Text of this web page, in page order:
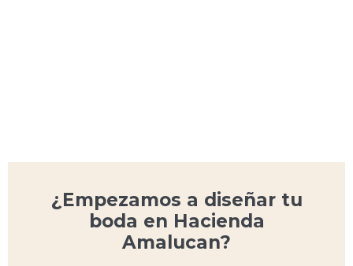
¿Empezamos a diseñar tu
boda en Hacienda
Amalucan?